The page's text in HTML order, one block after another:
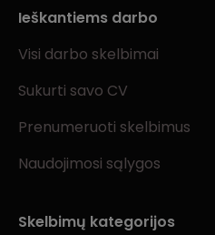
Ieškantiems darbo
Visi darbo skelbimai
Sukurti savo CV
Prenumeruoti skelbimus
Naudojimosi sąlygos
Skelbimų kategorijos